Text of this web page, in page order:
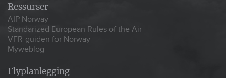
Ressurser
AIP Norway
Standarized European Rules of the Air
VFR-guiden for Norway
Myweblog
Flyplanlegging